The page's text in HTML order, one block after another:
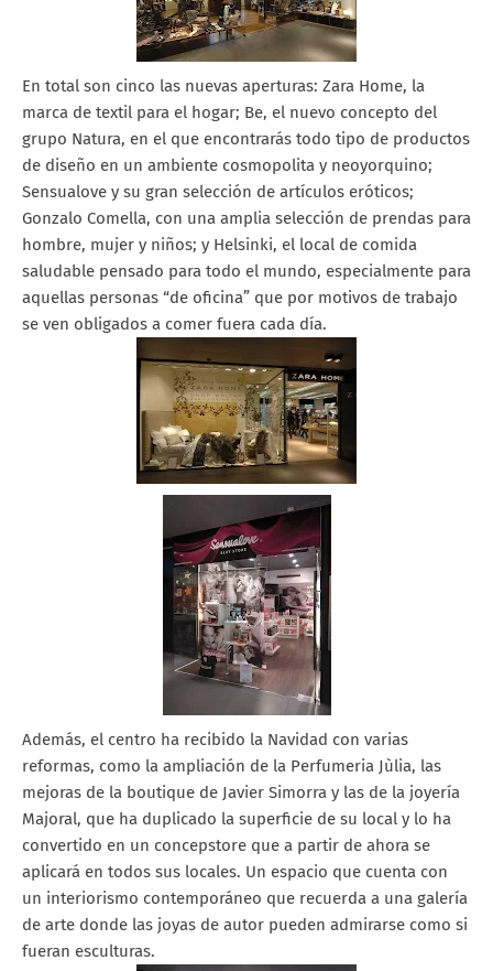
En total son cinco las nuevas aperturas: Zara Home, la
marca de textil para el hogar; Be, el nuevo concepto del
grupo Natura, en el que encontrarás todo tipo de productos
de diseño en un ambiente cosmopolita y neoyorquino;
Sensualove y su gran selección de artículos eróticos;
Gonzalo Comella, con una amplia selección de prendas para
hombre, mujer y niños; y Helsinki, el local de comida
saludable pensado para todo el mundo, especialmente para
aquellas personas “de oficina” que por motivos de trabajo
se ven obligados a comer fuera cada día.
Además, el centro ha recibido la Navidad con varias
reformas, como la ampliación de la Perfumeria Jùlia, las
mejoras de la boutique de Javier Simorra y las de la joyería
Majoral, que ha duplicado la superficie de su local y lo ha
convertido en un concepstore que a partir de ahora se
aplicará en todos sus locales. Un espacio que cuenta con
un interiorismo contemporáneo que recuerda a una galería
de arte donde las joyas de autor pueden admirarse como si
fueran esculturas.